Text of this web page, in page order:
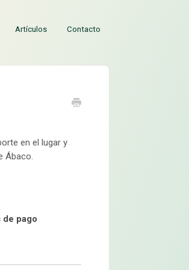
Artículos Contacto
en el lugar y
Ábaco.
de pago